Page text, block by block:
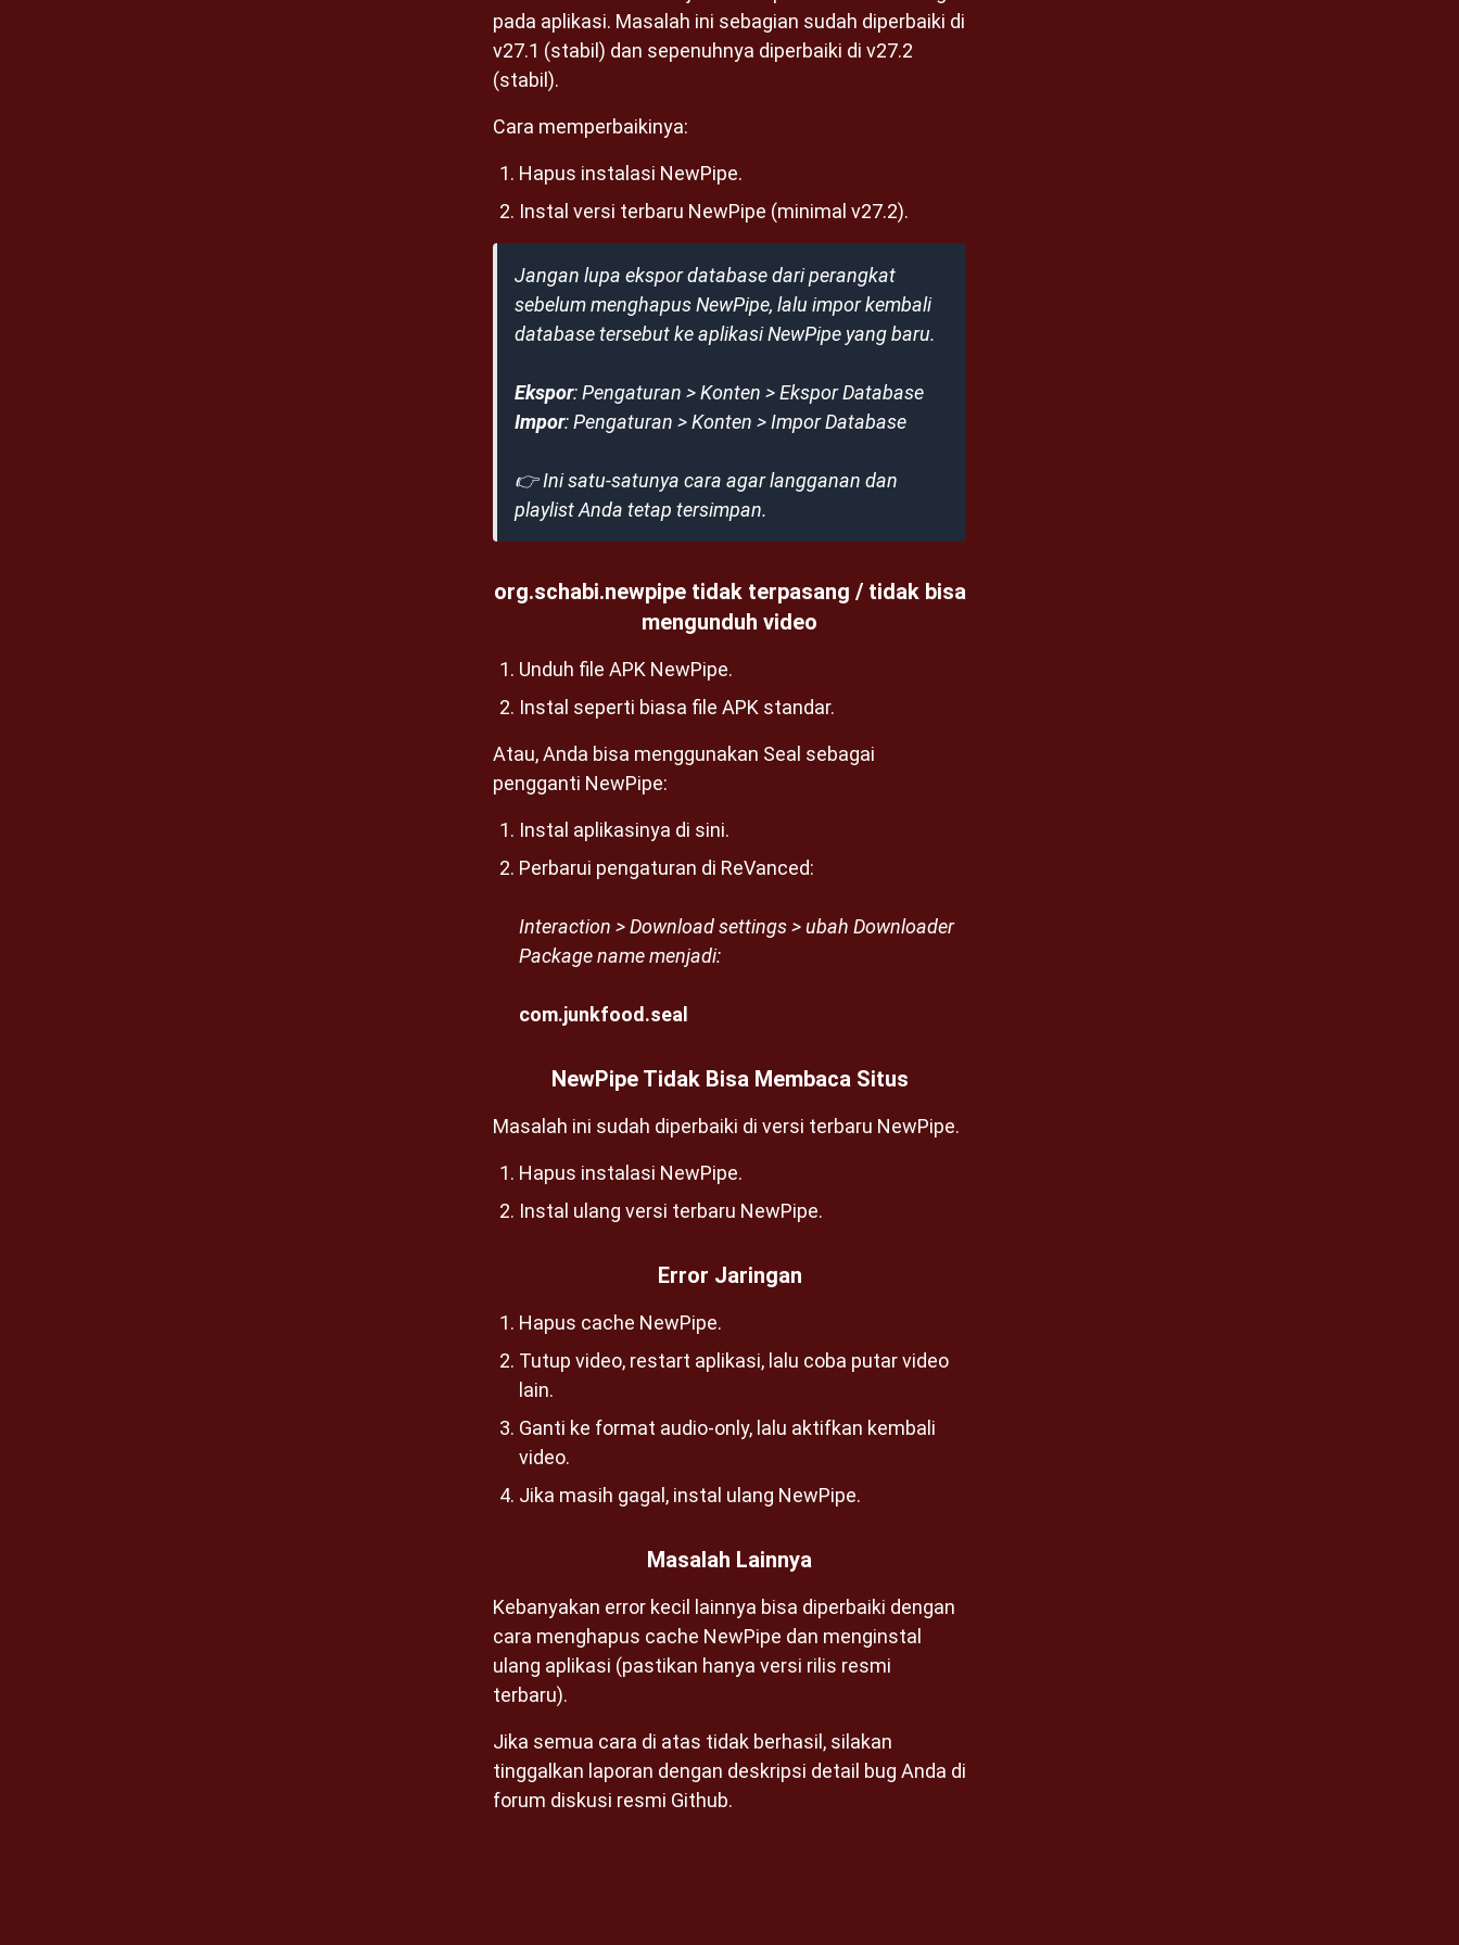
pada aplikasi. Masalah ini sebagian sudah diperbaiki di
v27.1 (stabil) dan sepenuhnya diperbaiki di v27.2
(stabil).
Cara memperbaikinya:
Hapus instalasi NewPipe.
Instal versi terbaru NewPipe (minimal v27.2).
Jangan lupa ekspor database dari perangkat
sebelum menghapus NewPipe, lalu impor kembali
database tersebut ke aplikasi NewPipe yang baru.
Ekspor: Pengaturan > Konten > Ekspor Database
Impor: Pengaturan > Konten > Impor Database
👉 Ini satu-satunya cara agar langganan dan
playlist Anda tetap tersimpan.
org.schabi.newpipe tidak terpasang / tidak bisa
mengunduh video
Unduh file APK NewPipe.
Instal seperti biasa file APK standar.
Atau, Anda bisa menggunakan Seal sebagai
pengganti NewPipe:
Instal aplikasinya di sini.
Perbarui pengaturan di ReVanced:
Interaction > Download settings > ubah Downloader
Package name menjadi:
com.junkfood.seal
NewPipe Tidak Bisa Membaca Situs
Masalah ini sudah diperbaiki di versi terbaru NewPipe.
Hapus instalasi NewPipe.
Instal ulang versi terbaru NewPipe.
Error Jaringan
Hapus cache NewPipe.
Tutup video, restart aplikasi, lalu coba putar video
lain.
Ganti ke format audio-only, lalu aktifkan kembali
video.
Jika masih gagal, instal ulang NewPipe.
Masalah Lainnya
Kebanyakan error kecil lainnya bisa diperbaiki dengan
cara menghapus cache NewPipe dan menginstal
ulang aplikasi (pastikan hanya versi rilis resmi
terbaru).
Jika semua cara di atas tidak berhasil, silakan
tinggalkan laporan dengan deskripsi detail bug Anda di
forum diskusi resmi Github.